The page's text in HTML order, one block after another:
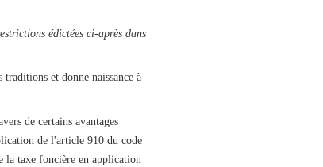
édictées ci-après dans
et donne naissance à
de certains avantages
de l'article 910 du code
la taxe foncière en application